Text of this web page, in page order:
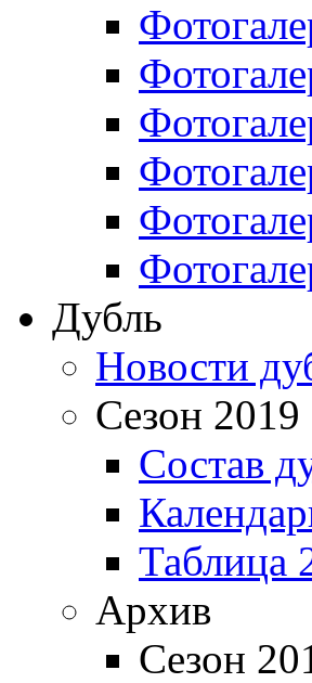
Дубль
Новости
Сезон 2019
Состав
Таблица
Архив
Сезон